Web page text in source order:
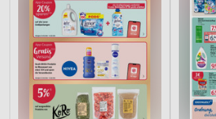
Verwendung reduzierter Daten zur
Inhalten
IAB-Besonderheiten:
Verwendung genauer Standortdaten